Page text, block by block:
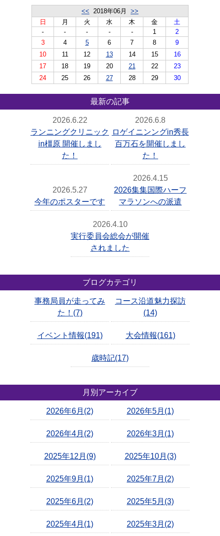
<< 2018年06月 >>
日
月 火 水 木 金
土
-
- - - - 1
2
3
4 5 6 7 8
9
10
11 12 13 14 15
16
17
18 19 20 21 22
23
24
25 26 27 28 29 30
最新の記事
2026.6.22
ランニングクリニック
in橿原 開催しまし
た！
2026.6.8
ロゲイニンングin秀長
百万石を開催しまし
た！
2026.5.27
今年のポスターです
2026.4.15
2026集集国際ハーフ
マラソンへの派遣
2026.4.10
実行委員会総会が開催
されました
ブログカテゴリ
事務局員が走ってみ
た！(7)
コース沿道魅力探訪
(14)
イベント情報(191) 大会情報(161)
歳時記(17)
月別アーカイブ
2026年6月(2) 2026年5月(1)
2026年4月(2) 2026年3月(1)
2025年12月(9) 2025年10月(3)
2025年9月(1) 2025年7月(2)
2025年6月(2) 2025年5月(3)
2025年4月(1) 2025年3月(2)